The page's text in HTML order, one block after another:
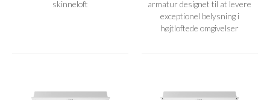
skinneloft
armatur designet til at levere
exceptionel belysning i
højtloftede omgivelser